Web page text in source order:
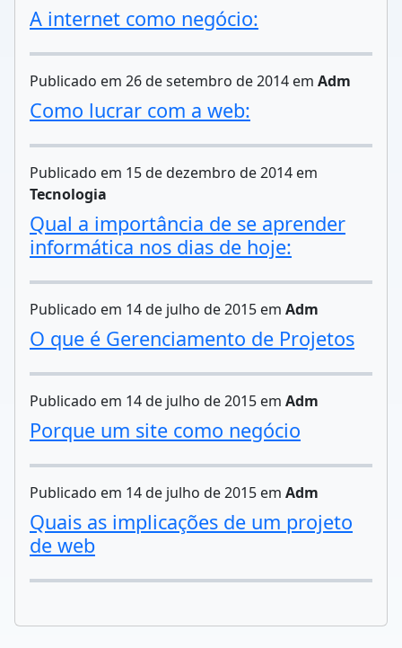
A internet como negócio:
Publicado em 26 de setembro de 2014 em Adm
Como lucrar com a web:
Publicado em 15 de dezembro de 2014 em
Tecnologia
Qual a importância de se aprender
informática nos dias de hoje:
Publicado em 14 de julho de 2015 em Adm
O que é Gerenciamento de Projetos
Publicado em 14 de julho de 2015 em Adm
Porque um site como negócio
Publicado em 14 de julho de 2015 em Adm
Quais as implicações de um projeto
de web